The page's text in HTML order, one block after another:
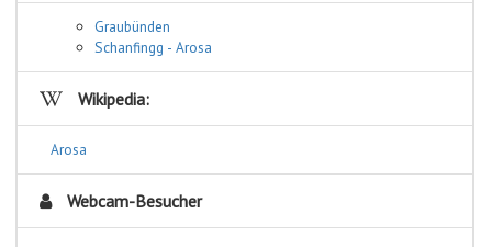
Graubünden
Schanfingg - Arosa
Wikipedia:
Arosa
Webcam-Besucher